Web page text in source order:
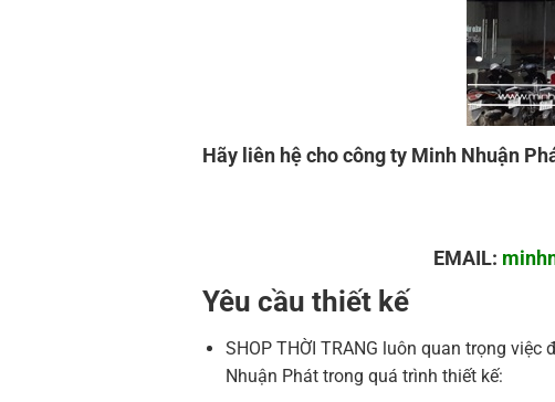
Hãy liên hệ cho công ty Minh Nhuận
EMAIL:
Yêu cầu thiết kế
SHOP THỜI TRANG luôn quan trọng
Nhuận Phát trong quá trình thiết kế: